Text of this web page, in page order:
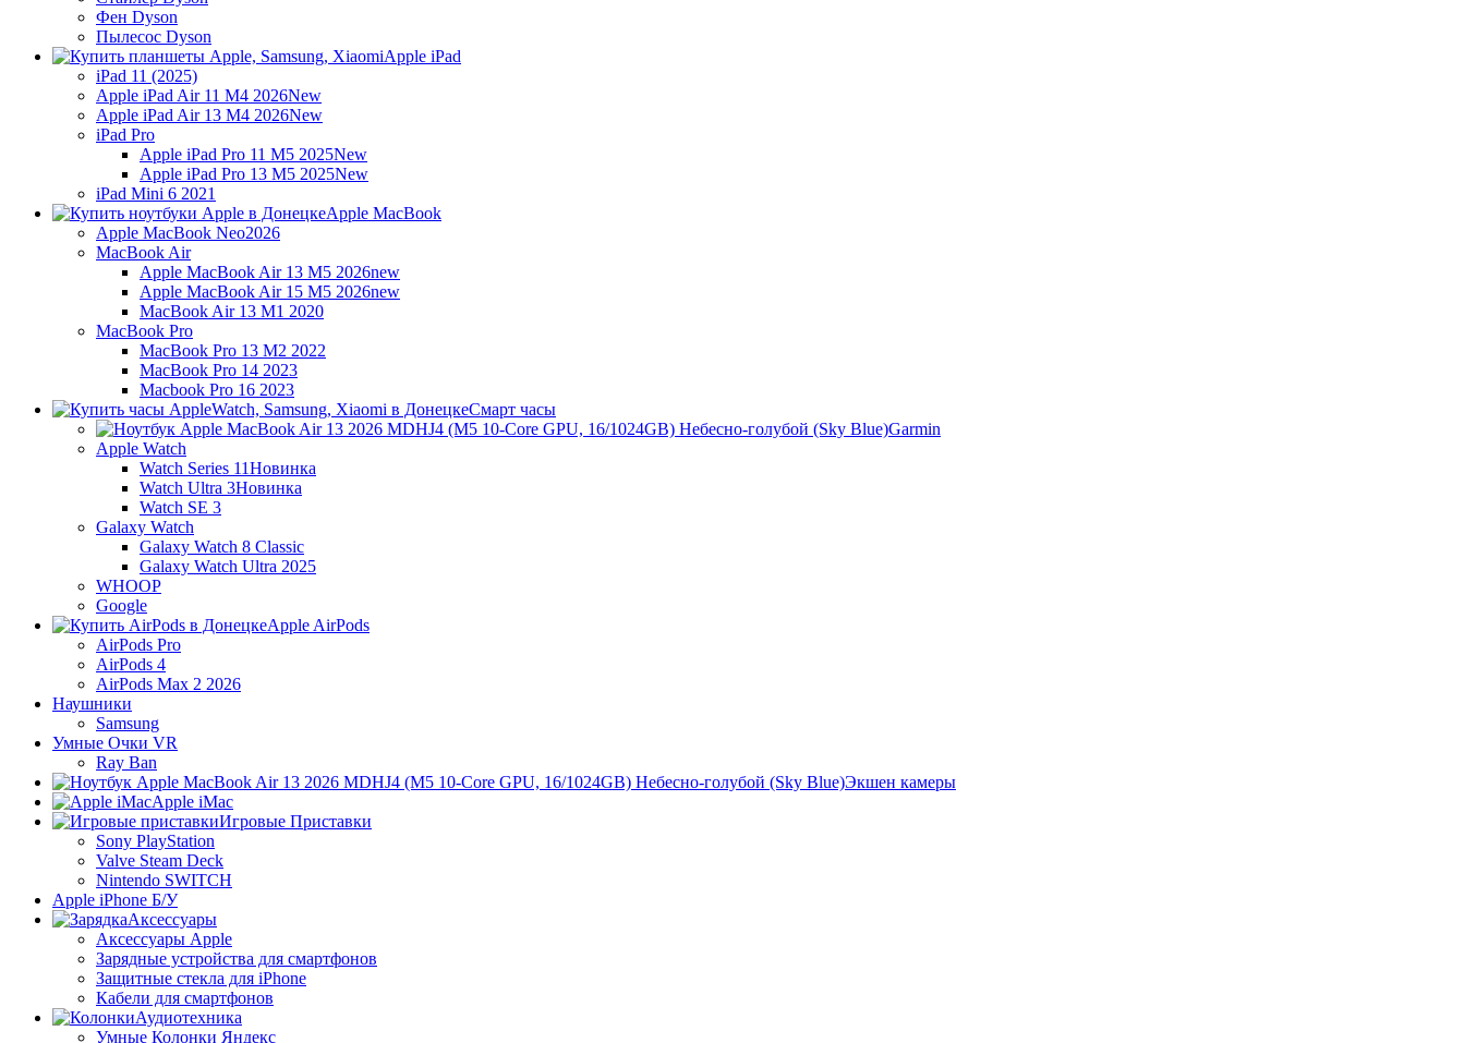
Фен Dyson
Пылесос Dyson
Apple iPad
iPad 11 (2025)
Apple iPad Air 11 M4 2026New
Apple iPad Air 13 M4 2026New
iPad Pro
Apple iPad Pro 11 M5 2025New
Apple iPad Pro 13 M5 2025New
iPad Mini 6 2021
Apple MacBook
Apple MacBook Neo2026
MacBook Air
Apple MacBook Air 13 M5 2026new
Apple MacBook Air 15 M5 2026new
MacBook Air 13 M1 2020
MacBook Pro
MacBook Pro 13 M2 2022
MacBook Pro 14 2023
Macbook Pro 16 2023
Смарт часы
Garmin
Apple Watch
Watch Series 11Новинка
Watch Ultra 3Новинка
Watch SE 3
Galaxy Watch
Galaxy Watch 8 Classic
Galaxy Watch Ultra 2025
WHOOP
Google
Apple AirPods
AirPods Pro
AirPods 4
AirPods Max 2 2026
Наушники
Samsung
Умные Очки VR
Ray Ban
Экшен камеры
Apple iMac
Игровые Приставки
Sony PlayStation
Valve Steam Deck
Nintendo SWITCH
Apple iPhone Б/У
Аксессуары
Аксессуары Apple
Зарядные устройства для смартфонов
Защитные стекла для iPhone
Кабели для смартфонов
Аудиотехника
Умные Колонки Яндекс